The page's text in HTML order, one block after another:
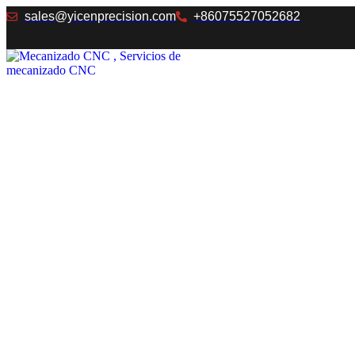
Ir
sales@yicenprecision.com +86075527052682